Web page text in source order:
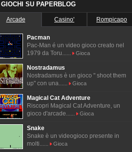
I GIOCHI SU PAPERBLOG
Arcade Casino' Rompicapo
Pacman
Pac-Man é un video gioco creato nel
1979 da Toru......
Gioca
Nostradamus
Nostradamus è un gioco " shoot them
up" con una......
Gioca
Magical Cat Adventure
Riscopri Magical Cat Adventure, un
gioco d'arcade......
Gioca
Snake
Snake è un videogioco presente in
molti......
Gioca